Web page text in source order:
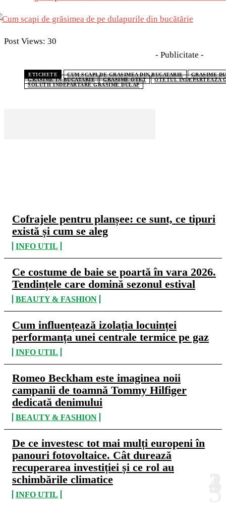
Cofrajele pentru planșee: ce sunt, ce tipuri
există și cum se aleg
INFO UTIL
Ce costume de baie se poartă în vara 2026.
Tendințele care domină sezonul estival
BEAUTY & FASHION
Cum influențează izolația locuinței
performanța unei centrale termice pe gaz
INFO UTIL
Romeo Beckham este imaginea noii
campanii de toamnă Tommy Hilfiger
dedicată denimului
BEAUTY & FASHION
De ce investesc tot mai mulți europeni în
panouri fotovoltaice. Cât durează
recuperarea investiției și ce rol au
schimbările climatice
INFO UTIL
Post Views: 30
- Publicitate -
ETICHETE CUM SCAPI DE GRASIMEA DIN BUCATARIE
GRASIME
GRASIME IN BUCATARIE
GRASIME OTET
OTETUL INDEPARTEAZA
SOLUTII INDEPARTARE GRASIME DULAP